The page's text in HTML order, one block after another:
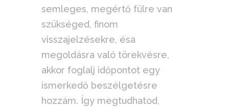
semleges, megértő fülre van
szükséged, finom
visszajelzésekre, ésa
megoldásra való törekvésre,
akkor foglalj időpontot egy
ismerkedő beszélgetésre
hozzám. Így megtudhatod,